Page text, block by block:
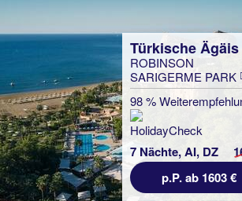
Türkische Ägäis
ROBINSON
SARIGERME PARK
98 %
7 Nächte, AI, DZ
p.P. ab 1603 €